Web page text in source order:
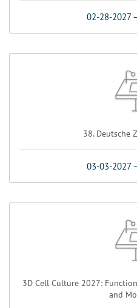
02-28-2027
38. Deutsche
03-03-2027
3D Cell Culture 2027:
and